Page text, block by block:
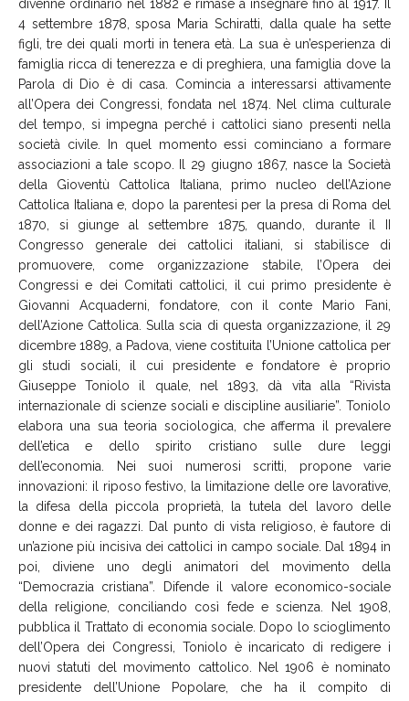
divenne ordinario nel 1882 e rimase a insegnare fino al 1917. Il
4 settembre 1878, sposa Maria Schiratti, dalla quale ha sette
figli, tre dei quali morti in tenera età. La sua è un’esperienza di
famiglia ricca di tenerezza e di preghiera, una famiglia dove la
Parola di Dio è di casa. Comincia a interessarsi attivamente
all’Opera dei Congressi, fondata nel 1874. Nel clima culturale
del tempo, si impegna perché i cattolici siano presenti nella
società civile. In quel momento essi cominciano a formare
associazioni a tale scopo. Il 29 giugno 1867, nasce la Società
della Gioventù Cattolica Italiana, primo nucleo dell’Azione
Cattolica Italiana e, dopo la parentesi per la presa di Roma del
1870, si giunge al settembre 1875, quando, durante il II
Congresso generale dei cattolici italiani, si stabilisce di
promuovere, come organizzazione stabile, l’Opera dei
Congressi e dei Comitati cattolici, il cui primo presidente è
Giovanni Acquaderni, fondatore, con il conte Mario Fani,
dell’Azione Cattolica. Sulla scia di questa organizzazione, il 29
dicembre 1889, a Padova, viene costituita l’Unione cattolica per
gli studi sociali, il cui presidente e fondatore è proprio
Giuseppe Toniolo il quale, nel 1893, dà vita alla “Rivista
internazionale di scienze sociali e discipline ausiliarie”. Toniolo
elabora una sua teoria sociologica, che afferma il prevalere
dell’etica e dello spirito cristiano sulle dure leggi
dell’economia. Nei suoi numerosi scritti, propone varie
innovazioni: il riposo festivo, la limitazione delle ore lavorative,
la difesa della piccola proprietà, la tutela del lavoro delle
donne e dei ragazzi. Dal punto di vista religioso, è fautore di
un’azione più incisiva dei cattolici in campo sociale. Dal 1894 in
poi, diviene uno degli animatori del movimento della
“Democrazia cristiana”. Difende il valore economico-sociale
della religione, conciliando così fede e scienza. Nel 1908,
pubblica il Trattato di economia sociale. Dopo lo scioglimento
dell’Opera dei Congressi, Toniolo è incaricato di redigere i
nuovi statuti del movimento cattolico. Nel 1906 è nominato
presidente dell’Unione Popolare, che ha il compito di